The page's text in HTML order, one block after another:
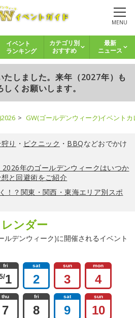
MENU
イベント
ランキング
カテゴリ別
おすすめ
最新
ニュース
しました。来年（2027年）も
しくお願いします。
GW(ゴールデンウィーク)イベント
り ・ ピクニック ・ BBQなどおでかけ
2026年のゴールデンウィークはいつか
と回避術をご紹介
！？関東・関西・東海エリア別スポ
ンダー
ルデンウィーク)に開催されるイベント
fri
1
sat
2
sun
3
mon
4
thu
7
fri
8
sat
9
sun
10